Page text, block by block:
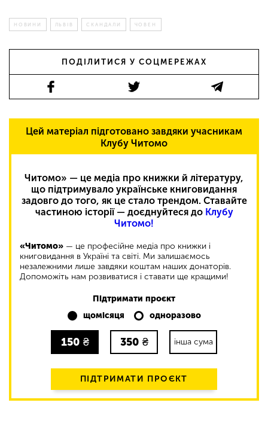
НОВИНИ ЛЬВІВ СКАНДАЛИ ЧОВЕН
ПОДІЛИТИСЯ У СОЦМЕРЕЖАХ
Цей матеріал підготовано завдяки учасникам
Клубу Читомо
Читомо» — це медіа про книжки й літературу,
що підтримувало українське книговидання
задовго до того, як це стало трендом. Ставайте
частиною історії — доєднуйтеся до Клубу
Читомо!
«Читомо» — це професійне медіа про книжки і
книговидання в Україні та світі. Ми залишаємось
незалежними лише завдяки коштам наших донаторів.
Допоможіть нам розвиватися і ставати ще кращими!
Підтримати проєкт
щомісяця
одноразово
150 ₴ 350 ₴ інша сума
ПІДТРИМАТИ ПРОЄКТ